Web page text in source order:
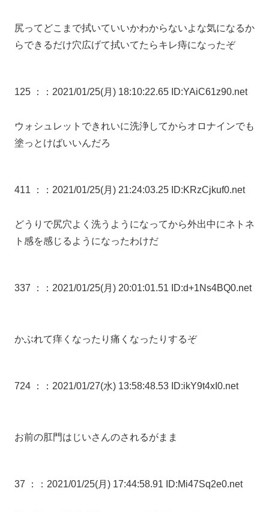
尻ってどこまで拭いていいかわからないよな気になるか
らできるだけ穴広げて拭いてたらキレ痔になったぞ
125 ： ：2021/01/25(月) 18:10:22.65 ID:YAiC61z90.net
ウォシュレットできれいに洗浄してからオロナインでも
塗っとけばいいんだろ
411 ： ：2021/01/25(月) 21:24:03.25 ID:KRzCjkuf0.net
どうりで尻穴よく洗うようになってから外出中にネトネ
ト感を感じるようになったわけだ
337 ： ：2021/01/25(月) 20:01:01.51 ID:d+1Ns4BQ0.net
かぶれて痒くなったり痛くなったりするぞ
724 ： ：2021/01/27(水) 13:58:48.53 ID:ikY9t4xI0.net
お前の肛門はじいさんのされるがまま
37 ： ：2021/01/25(月) 17:44:58.91 ID:Mi47Sq2e0.net